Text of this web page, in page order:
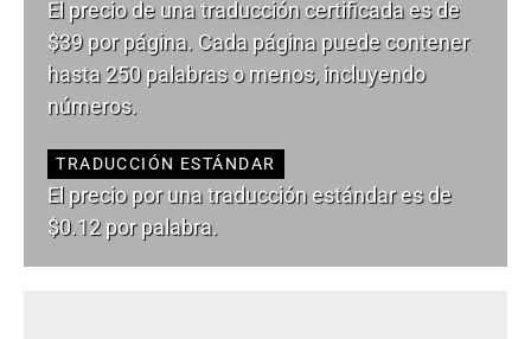
El precio de una traducción certificada es de
$39 por página. Cada página puede contener
hasta 250 palabras o menos, incluyendo
números.
TRADUCCIÓN ESTÁNDAR
El precio por una traducción estándar es de
$0.12 por palabra.